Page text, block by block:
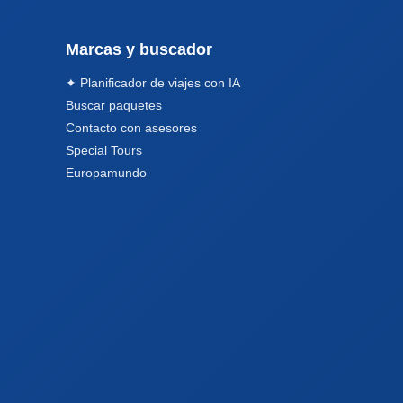
Marcas y buscador
✦ Planificador de viajes con IA
Buscar paquetes
Contacto con asesores
Special Tours
Europamundo